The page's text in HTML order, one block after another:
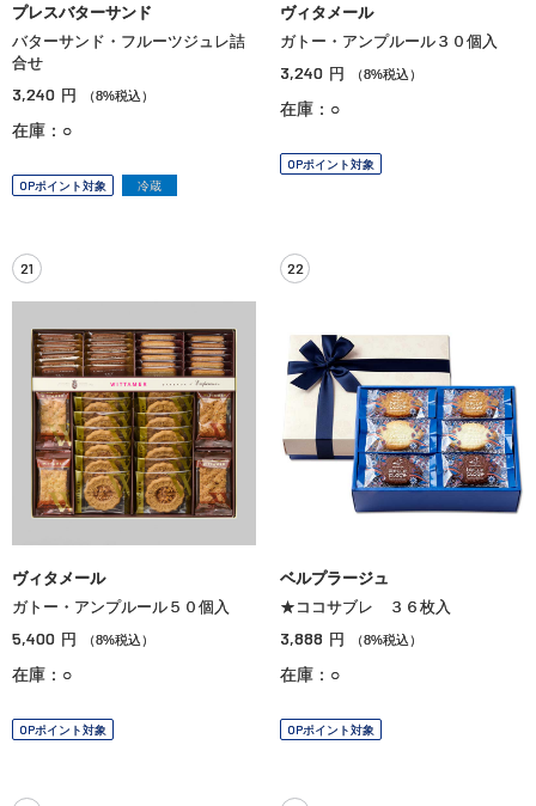
プレスバターサンド
バターサンド・フルーツジュレ詰
合せ
3,240 円 （8%税込）
在庫：○
OPポイント対象 冷蔵
ヴィタメール
ガトー・アンプルール３０個入
3,240 円 （8%税込）
在庫：○
OPポイント対象
21
ヴィタメール
ガトー・アンプルール５０個入
5,400 円 （8%税込）
在庫：○
OPポイント対象
22
ベルプラージュ
★ココサブレ ３６枚入
3,888 円 （8%税込）
在庫：○
OPポイント対象